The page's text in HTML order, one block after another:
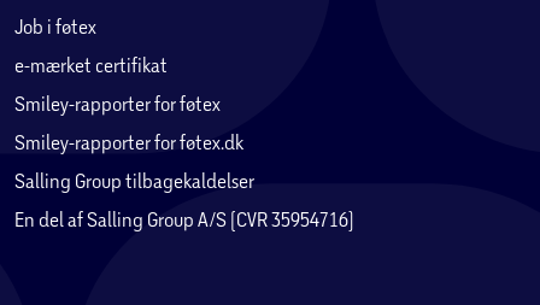
Job i føtex
e-mærket certifikat
Smiley-rapporter for føtex
Smiley-rapporter for føtex.dk
Salling Group tilbagekaldelser
En del af Salling Group A/S (CVR 35954716)